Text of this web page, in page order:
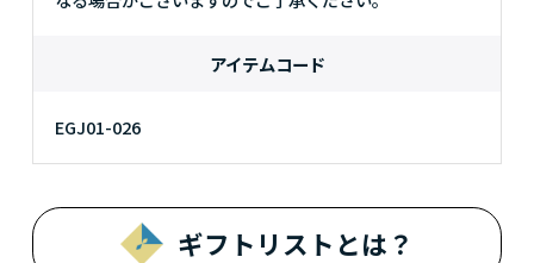
アイテムコード
EGJ01-026
ギフトリストとは？